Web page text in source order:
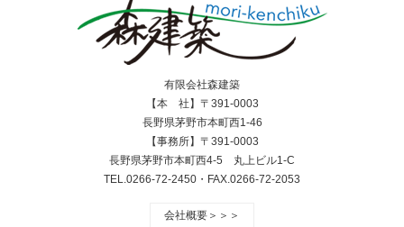
有限会社森建築
【本 社】〒391-0003
長野県茅野市本町西1-46
【事務所】〒391-0003
長野県茅野市本町西4-5 丸上ビル1-C
TEL.0266-72-2450・FAX.0266-72-2053
会社概要＞＞＞